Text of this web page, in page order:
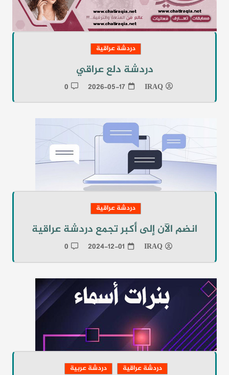
دردشة عراقية
دردشة دلع عراقي
IRAQ
2026-05-17
0
دردشة عراقية
انضم الآن إلى أكبر تجمع دردشة عراقية
IRAQ
2024-12-01
0
دردشة عراقية دردشة عربية